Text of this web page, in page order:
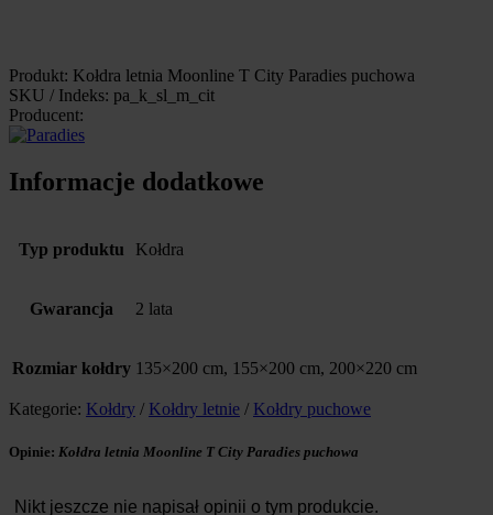
Produkt: Kołdra letnia Moonline T City Paradies puchowa
SKU / Indeks: pa_k_sl_m_cit
Producent:
Informacje dodatkowe
Typ produktu Kołdra
Gwarancja 2 lata
Rozmiar kołdry 135×200 cm, 155×200 cm, 200×220 cm
Kategorie: Kołdry / Kołdry letnie / Kołdry puchowe
Opinie: Kołdra letnia Moonline T City Paradies puchowa
Nikt jeszcze nie napisał opinii o tym produkcie.